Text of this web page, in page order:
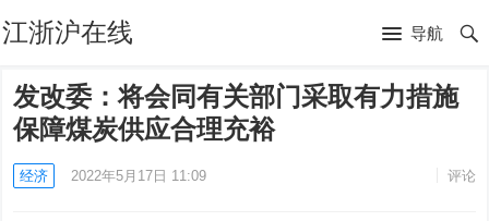
江浙沪在线 导航
发改委：将会同有关部门采取有力措施
保障煤炭供应合理充裕
经济 2022年5月17日 11:09 评论